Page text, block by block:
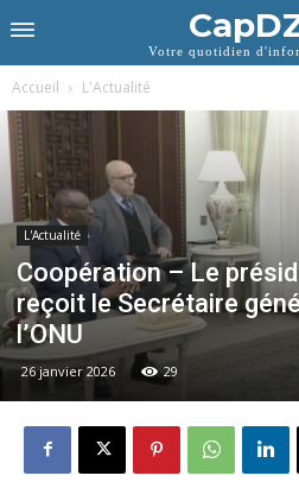
Votre quotidien
Accueil L'Actualité
L'Actualité
Coopération – Le
reçoit le Secrétaire
l’ONU
26 janvier 2026 29